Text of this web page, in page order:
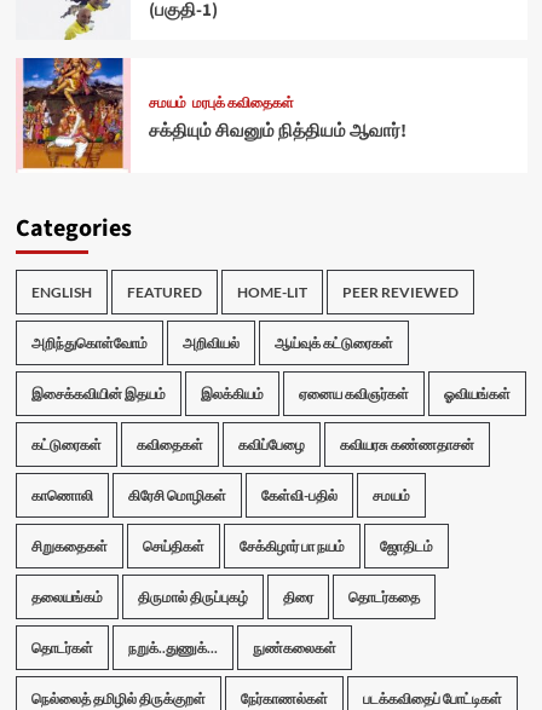
(பகுதி-1)
சமயம் மரபுக் கவிதைகள்
சக்தியும் சிவனும் நித்தியம் ஆவார்!
Categories
ENGLISH FEATURED HOME-LIT PEER REVIEWED
அறிந்துகொள்வோம் அறிவியல் ஆய்வுக் கட்டுரைகள்
இசைக்கவியின் இதயம் இலக்கியம் ஏனைய கவிஞர்கள் ஓவியங்கள்
கட்டுரைகள் கவிதைகள் கவிப்பேழை கவியரசு கண்ணதாசன்
காணொலி கிரேசி மொழிகள் கேள்வி-பதில் சமயம்
சிறுகதைகள் செய்திகள் சேக்கிழார் பா நயம் ஜோதிடம்
தலையங்கம் திருமால் திருப்புகழ் திரை தொடர்கதை
தொடர்கள் நறுக்..துணுக்... நுண்கலைகள்
நெல்லைத் தமிழில் திருக்குறள் நேர்காணல்கள் படக்கவிதைப் போட்டிகள்